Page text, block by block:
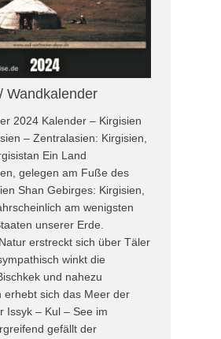
Wandkalender
2024 Kalender – Kirgisien
– Zentralasien: Kirgisien,
Ein Land
gelegen am Fuße des
Shan Gebirges: Kirgisien,
am wenigsten
unserer Erde.
erstreckt sich über Täler
winkt die
und nahezu
erhebt sich das Meer der
Issyk – Kul – See im
gefällt der